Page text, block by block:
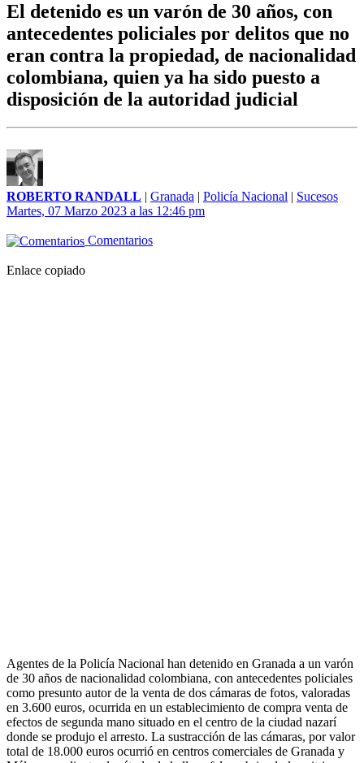
El detenido es un varón de 30 años, con
antecedentes policiales por delitos que no
eran contra la propiedad, de nacionalidad
colombiana, quien ya ha sido puesto a
disposición de la autoridad judicial
ROBERTO RANDALL | Granada | Policía Nacional | Sucesos
Martes, 07 Marzo 2023 a las 12:46 pm
Comentarios
Enlace copiado
Agentes de la Policía Nacional han detenido en Granada a un varón
de 30 años de nacionalidad colombiana, con antecedentes policiales
como presunto autor de la venta de dos cámaras de fotos, valoradas
en 3.600 euros, ocurrida en un establecimiento de compra venta de
efectos de segunda mano situado en el centro de la ciudad nazarí
donde se produjo el arresto. La sustracción de las cámaras, por valor
total de 18.000 euros ocurrió en centros comerciales de Granada y